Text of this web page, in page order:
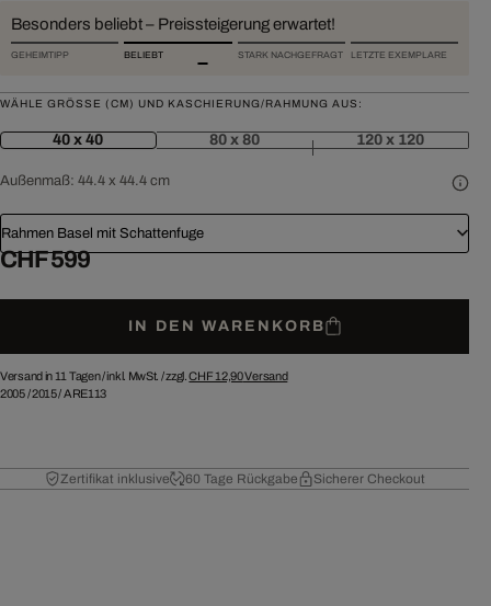
Besonders beliebt – Preissteigerung erwartet!
GEHEIMTIPP BELIEBT STARK NACHGEFRAGT LETZTE EXEMPLARE
WÄHLE GRÖSSE (CM) UND KASCHIERUNG/RAHMUNG AUS:
40 x 40 80 x 80 120 x 120
Außenmaß: 44.4 x 44.4 cm
Rahmen Basel mit Schattenfuge
CHF 599
IN DEN WARENKORB
Versand in 11 Tagen /inkl. MwSt. / zzgl.CHF 12,90Versand
2005/2015/ARE113
Zertifikat inklusive 60 Tage Rückgabe Sicherer Checkout